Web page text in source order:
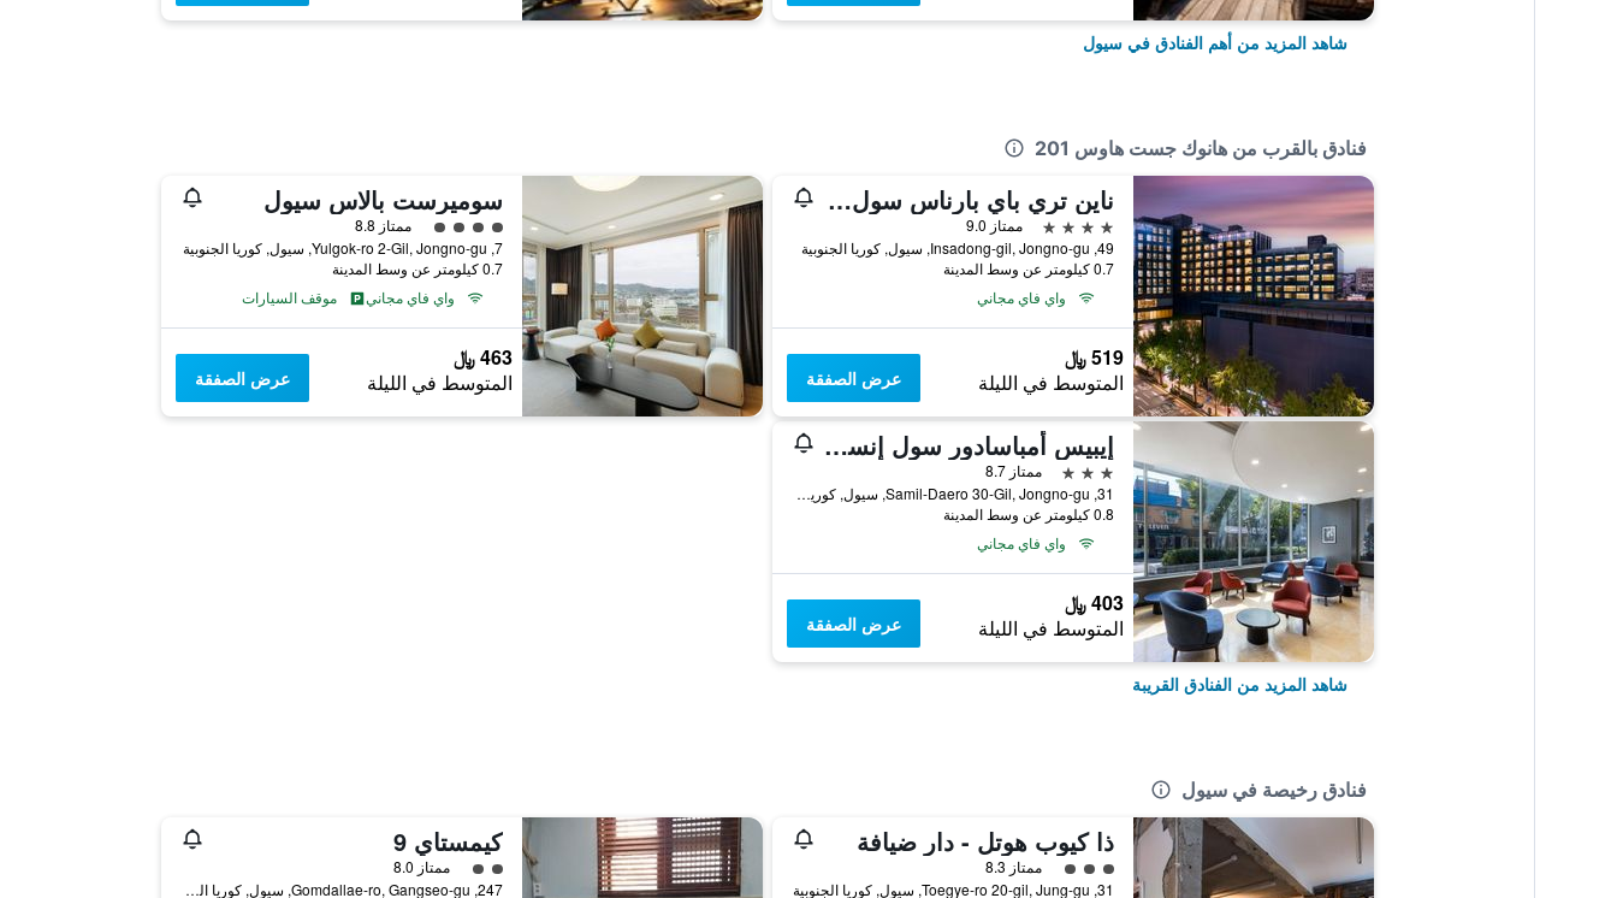
شاهد المزيد من أهم الفنادق في سيول
فنادق بالقرب من هانوك جست هاوس 201
ناين تري باي بارناس سول إنسادونج
4 نجوم
ممتاز 9.0
49, Insadong-gil, Jongno-gu, سيول, كوريا الجنوبية
0.7 كيلومتر عن وسط المدينة
واي فاي مجاني
519 ﷼
المتوسط في الليلة عرض الصفقة
سوميرست بالاس سيول
تقييم فئة 4
ممتاز 8.8
7, Yulgok-ro 2-Gil, Jongno-gu, سيول, كوريا الجنوبية
0.7 كيلومتر عن وسط المدينة
واي فاي مجاني
موقف السيارات
463 ﷼
المتوسط في الليلة عرض الصفقة
إيبيس أمباسادور سول إنسادونج (نيولي رينو فاتد إن 2025)
3 نجوم
ممتاز 8.7
31, Samil-Daero 30-Gil, Jongno-gu, سيول, كوريا الجنوبية
0.8 كيلومتر عن وسط المدينة
واي فاي مجاني
403 ﷼
المتوسط في الليلة عرض الصفقة
شاهد المزيد من الفنادق القريبة
فنادق رخيصة في سيول
ذا كيوب هوتل - دار ضيافة
تقييم فئة 3ممتاز 8.3
31, Toegye-ro 20-gil, Jung-gu, سيول, كوريا الجنوبية
كيمستاي 9
تقييم فئة 2
ممتاز 8.0
247, Gomdallae-ro, Gangseo-gu, سيول, كوريا الجنوبية